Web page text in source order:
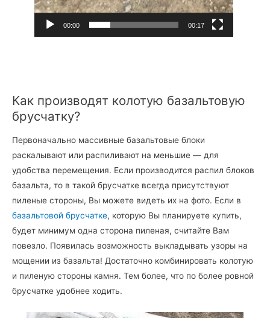
00:00 00:17
Как производят колотую базальтовую
брусчатку?
Первоначально массивные базальтовые блоки
раскалывают или распиливают на меньшие — для
удобства перемещения. Если производится распил блоков
базальта, то в такой брусчатке всегда присутствуют
пиленые стороны, Вы можете видеть их на фото. Если в
базальтовой брусчатке, которую Вы планируете купить,
будет минимум одна сторона пиленая, считайте Вам
повезло. Появилась возможность выкладывать узоры на
мощении из базальта! Достаточно комбинировать колотую
и пиленую стороны камня. Тем более, что по более ровной
брусчатке удобнее ходить.